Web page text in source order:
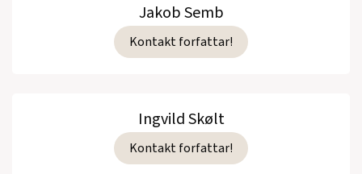
Jakob Semb
Kontakt forfattar!
Ingvild Skølt
Kontakt forfattar!